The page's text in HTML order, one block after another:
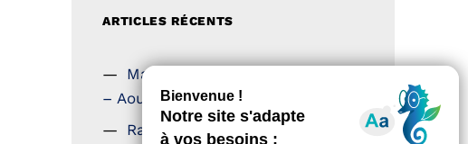
ARTICLES RÉCENTS
Magazine Tourisme Accessible
– Aout 2026
Rallye Aicha des Gazelles –